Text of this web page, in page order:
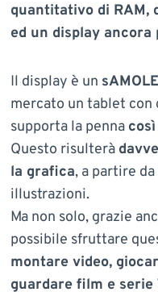
quantitativo di RAM,
ed un display ancora
Il display è un
mercato un tablet
supporta la penna
Questo risulterà
la grafica, a partire
illustrazioni.
Ma non solo, grazie
possibile sfruttare
montare video,
guardare film e